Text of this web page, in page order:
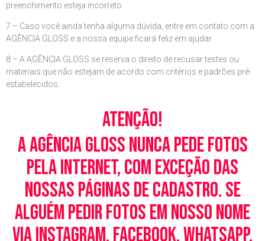
preenchimento esteja incorreto.
7 – Caso você ainda tenha alguma dúvida, entre em contato com a
AGÊNCIA GLOSS e a nossa equipe ficará feliz em ajudar.
8 – A AGÊNCIA GLOSS se reserva o direito de recusar testes ou
materiais que não estejam de acordo com critérios e padrões pré-
estabelecidos.
Atenção!
A Agência Gloss nunca pede fotos
pela Internet, com exceção das
nossas páginas de cadastro. Se
alguém pedir fotos em nosso nome
via Instagram, Facebook, WhatsApp,